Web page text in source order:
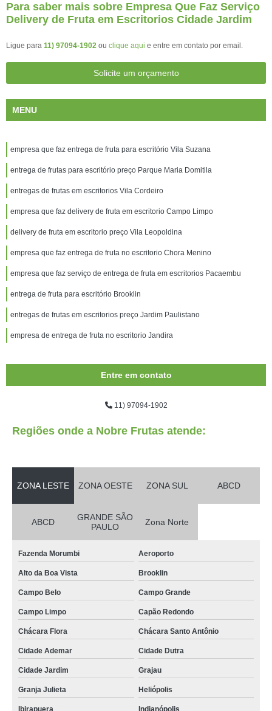
Para saber mais sobre Empresa Que Faz Serviço
Delivery de Fruta em Escritorios Cidade Jardim
Ligue para 11) 97094-1902 ou clique aqui e entre em contato por email.
Solicite um orçamento
MENU
empresa que faz entrega de fruta para escritório Vila Suzana
entrega de frutas para escritório preço Parque Maria Domitila
entregas de frutas em escritorios Vila Cordeiro
empresa que faz delivery de fruta em escritorio Campo Limpo
delivery de fruta em escritorio preço Vila Leopoldina
empresa que faz entrega de fruta no escritorio Chora Menino
empresa que faz serviço de entrega de fruta em escritorios Pacaembu
entrega de fruta para escritório Brooklin
entregas de frutas em escritorios preço Jardim Paulistano
empresa de entrega de fruta no escritorio Jandira
Entre em contato
11) 97094-1902
Regiões onde a Nobre Frutas atende:
ZONA LESTE ZONA OESTE ZONA SUL ABCD
ABCD
GRANDE SÃO
PAULO
Zona Norte
Fazenda Morumbi Aeroporto
Alto da Boa Vista Brooklin
Campo Belo Campo Grande
Campo Limpo Capão Redondo
Chácara Flora Chácara Santo Antônio
Cidade Ademar Cidade Dutra
Cidade Jardim Grajau
Granja Julieta Heliópolis
Ibirapuera Indianópolis